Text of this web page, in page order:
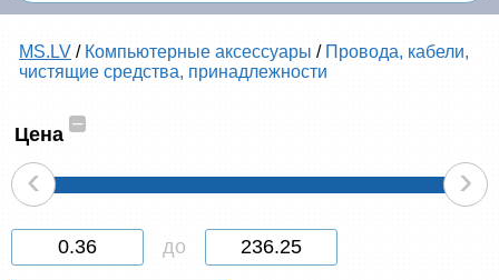
×
Войти Зарегестрироваться
Спец. предложение
Компьютерные аксессуары
MS.LV / Компьютерные аксессуары / Провода, кабели,
чистящие средства, принадлежности
Цена
–
‹ ›
до